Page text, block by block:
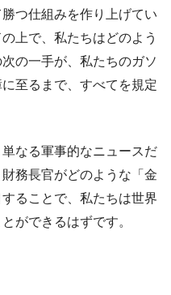
つ仕組みを作り上げてい
上で、私たちはどのよう
の一手が、私たちのガソ
至るまで、すべてを規定
なる軍事的なニュースだ
務長官がどのような「金
ることで、私たちは世界
ができるはずです。